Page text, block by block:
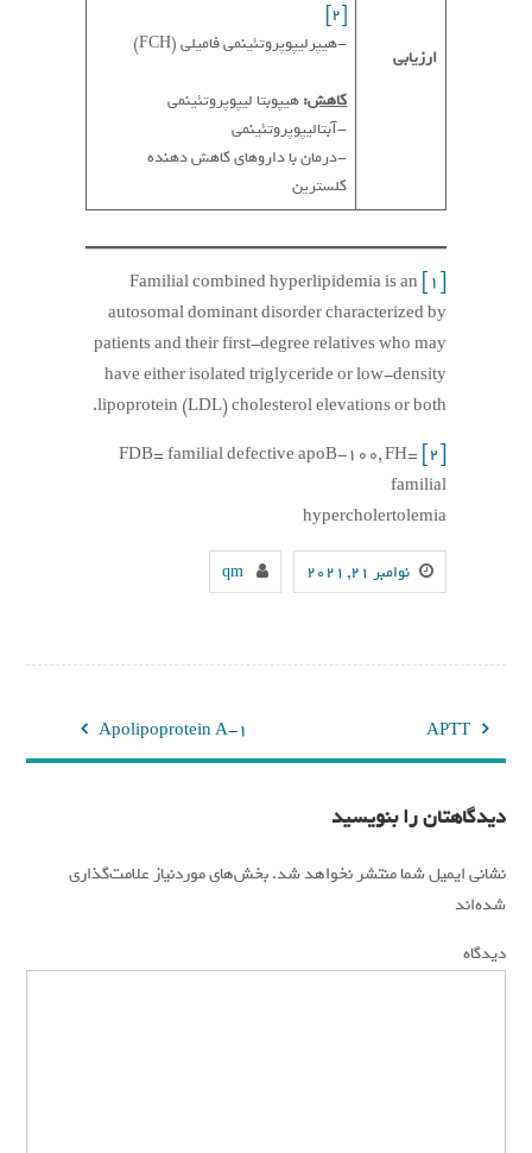
ارزیابی
-هیپرلیپوپروتئینمی فامیلی (FCH)
کاهش:هیپوبتا لیپوپروتئینمی
-آبتالیپوپروتئینمی
-درمان با داروهای کاهش دهنده
کلسترین
Familial combined hyperlipidemia is an
autosomal dominant disorder characterized by
patients and their first-degree relatives who may
have either isolated triglyceride or low-density
lipoprotein (LDL) cholesterol elevations or both.
FDB= familial defective apoB-100, FH=
familial
hypercholertolemia
نوامبر 21, 2021 qm
راهبری
نوشته
Apolipoprotein A-1 APTT
دیدگاهتان را بنویسید
نشانی ایمیل شما منتشر نخواهد شد.بخش‌های موردنیاز علامت‌گذاری
شده‌اند*
دیدگاه*